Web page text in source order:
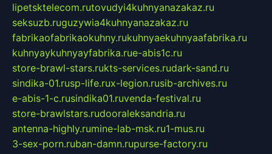
lipetsktelecom.rutovudyi4kuhnyanazakaz.ru
seksuzb.ruguzywia4kuhnyanazakaz.ru
fabrikaofabrikaokuhny.rukuhnyaekuhnyaafabrika.ru
kuhnyaykuhnyayfabrika.rue-abis1c.ru
store-brawl-stars.rukts-services.rudark-sand.ru
sindika-01.rusp-life.rux-legion.rusib-archives.ru
e-abis-1-c.rusindika01.ruvenda-festival.ru
store-brawlstars.rudooraleksandria.ru
antenna-highly.rumine-lab-msk.ru1-mus.ru
3-sex-porn.ruban-damn.rupurse-factory.ru